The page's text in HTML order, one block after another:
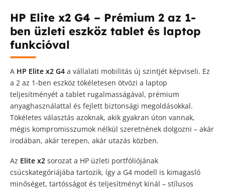
HP Elite x2 G4 – Prémium 2 az 1-
ben üzleti eszköz tablet és laptop
funkcióval
A HP Elite x2 G4 a vállalati mobilitás új szintjét képviseli. Ez
a 2 az 1-ben eszköz tökéletesen ötvözi a laptop
teljesítményét a tablet rugalmasságával, prémium
anyaghasználattal és fejlett biztonsági megoldásokkal.
Tökéletes választás azoknak, akik gyakran úton vannak,
mégis kompromisszumok nélkül szeretnének dolgozni – akár
irodában, akár terepen, akár utazás közben.
Az Elite x2 sorozat a HP üzleti portfóliójának
csúcskategóriájába tartozik, így a G4 modell is kimagasló
minőséget, tartósságot és teljesítményt kínál – stílusos